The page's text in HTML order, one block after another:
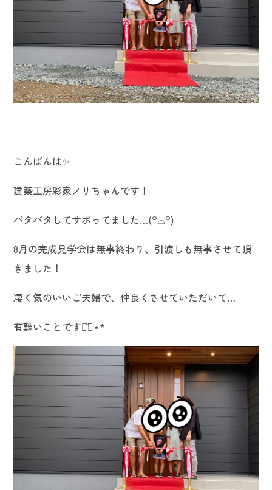
こんばんは✨
建築工房彩家ノリちゃんです！
バタバタしてサボってました…(꒪⌓꒪)
8月の完成見学会は無事終わり、引渡しも無事させて頂
きました！
凄く気のいいご夫婦で、仲良くさせていただいて…
有難いことです◡̈⃝︎⋆︎*